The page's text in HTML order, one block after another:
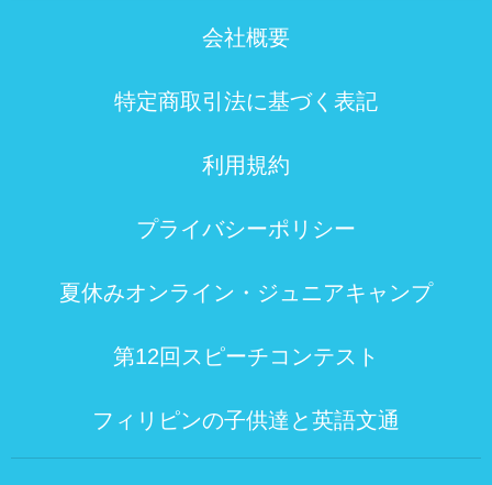
会社概要
特定商取引法に基づく表記
利用規約
プライバシーポリシー
夏休みオンライン・ジュニアキャンプ
第12回スピーチコンテスト
フィリピンの子供達と英語文通